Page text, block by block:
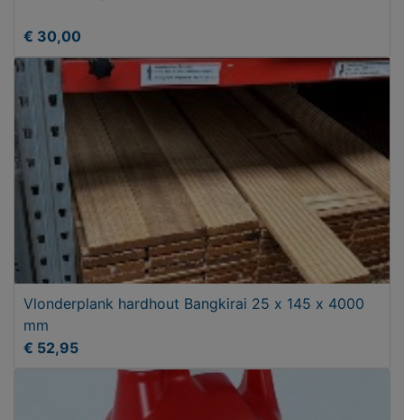
€ 30,00
Vlonderplank hardhout Bangkirai 25 x 145 x 4000
mm
€ 52,95